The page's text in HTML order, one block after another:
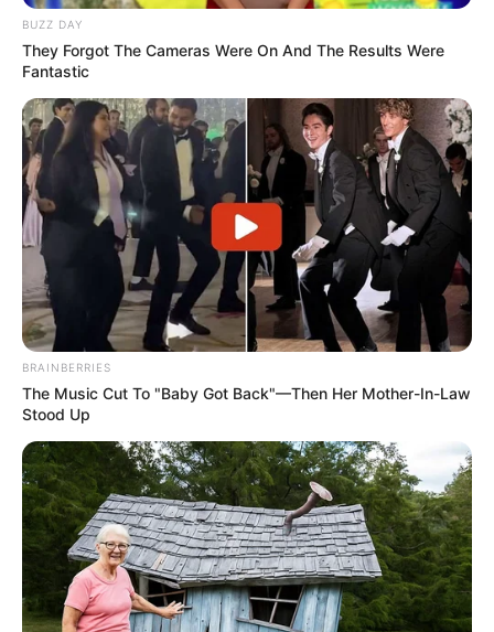
BUZZ DAY
They Forgot The Cameras Were On And The Results Were
Fantastic
BRAINBERRIES
The Music Cut To "Baby Got Back"—Then Her Mother-In-Law
Stood Up